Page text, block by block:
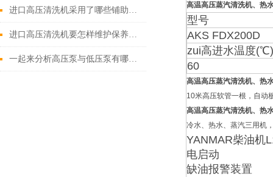
进口高压清洗机采用了哪些铺助系统
进口高压清洗机要怎样维护保养才算合理呢
一起来分析高压泵与低压泵有哪些不同表现
高温高压蒸汽清洗机、热
型号
AKS FDX200D
zui高进水温度
60
高温高压蒸汽清洗机、热
10米高压软管一根，自动
高温高压蒸汽清洗机、热
冷水、热水、蒸汽三用机
YANMAR柴油机
电启动
缺油报警装置